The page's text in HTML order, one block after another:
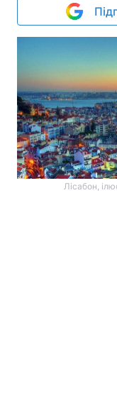
Лісабон,